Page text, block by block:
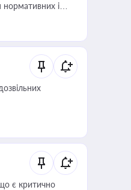
нормативних і
що є критично